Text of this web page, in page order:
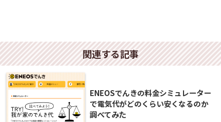
関連する記事
ENEOSでんきの料金シミュレーター
で電気代がどのくらい安くなるのか
調べてみた